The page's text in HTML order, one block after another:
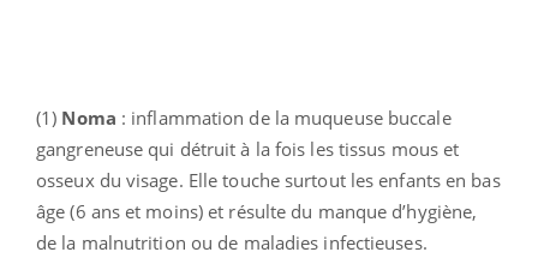
(1) Noma : inflammation de la muqueuse buccale
gangreneuse qui détruit à la fois les tissus mous et
osseux du visage. Elle touche surtout les enfants en bas
âge (6 ans et moins) et résulte du manque d’hygiène,
de la malnutrition ou de maladies infectieuses.